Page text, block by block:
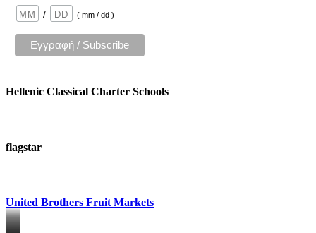
/
( mm / dd )
Hellenic Classical Charter Schools
flagstar
United Brothers Fruit Markets